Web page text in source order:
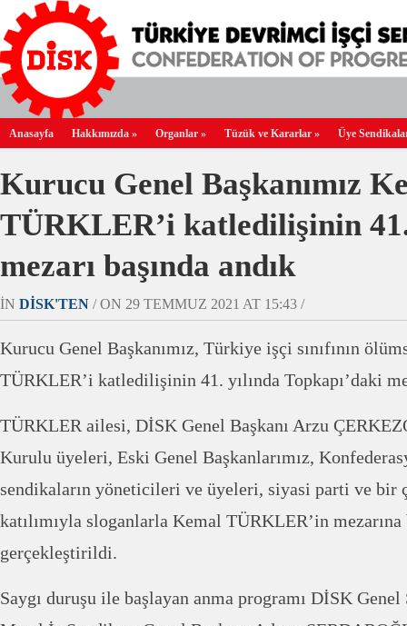
Anasayfa Hakkımızda » Organlar » Tüzük ve Kararlar » Üye
Kurucu Genel Başkanımız
TÜRKLER’i katledilişinin 41.
mezarı başında andık
IN DİSK'TEN / ON 29 TEMMUZ 2021 AT 15:43 /
Kurucu Genel Başkanımız, Türkiye işçi sınıfının
TÜRKLER’i katledilişinin 41. yılında Topkapı’daki
TÜRKLER ailesi, DİSK Genel Başkanı Arzu
Kurulu üyeleri, Eski Genel Başkanlarımız,
sendikaların yöneticileri ve üyeleri, siyasi parti ve bir
katılımıyla sloganlarla Kemal TÜRKLER’in
gerçekleştirildi.
Saygı duruşu ile başlayan anma programı DİSK